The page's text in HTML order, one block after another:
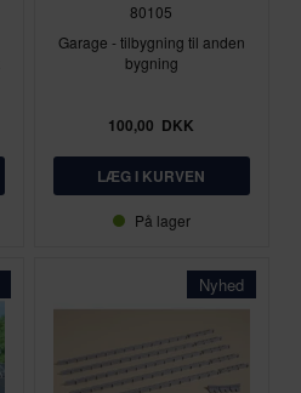
80105
Garage - tilbygning til anden
bygning
100,00 DKK
På lager
Nyhed